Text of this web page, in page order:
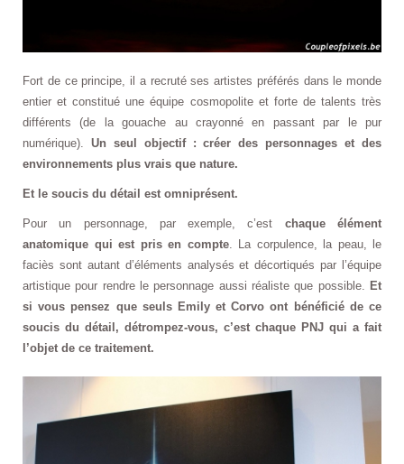
Fort de ce principe, il a recruté ses artistes préférés dans le monde
entier et constitué une équipe cosmopolite et forte de talents très
différents (de la gouache au crayonné en passant par le pur
numérique). Un seul objectif : créer des personnages et des
environnements plus vrais que nature.
Et le soucis du détail est omniprésent.
Pour un personnage, par exemple, c’est chaque élément
anatomique qui est pris en compte. La corpulence, la peau, le
faciès sont autant d’éléments analysés et décortiqués par l’équipe
artistique pour rendre le personnage aussi réaliste que possible. Et
si vous pensez que seuls Emily et Corvo ont bénéficié de ce
soucis du détail, détrompez-vous, c’est chaque PNJ qui a fait
l’objet de ce traitement.